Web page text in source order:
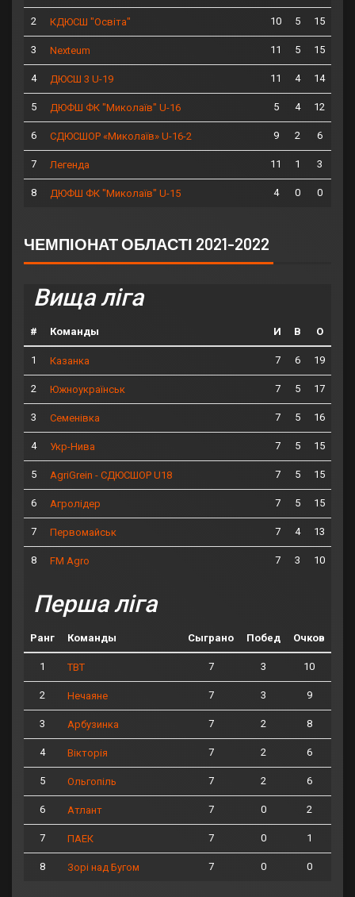
2 КДЮСШ "Освіта" 10 5 15
3 Nexteum 11 5 15
4 ДЮСШ 3 U-19 11 4 14
5 ДЮФШ ФК "Миколаїв" U-16 5 4 12
6 СДЮСШОР «Миколаїв» U-16-2 9 2 6
7 Легенда 11 1 3
8 ДЮФШ ФК "Миколаїв" U-15 4 0 0
ЧЕМПІОНАТ ОБЛАСТІ 2021-2022
Вища ліга
# Команды И В О
1 Казанка 7 6 19
2 Южноукраїнськ 7 5 17
3 Семенівка 7 5 16
4 Укр-Нива 7 5 15
5 AgriGrein - СДЮСШОР U18 7 5 15
6 Агролідер 7 5 15
7 Первомайськ 7 4 13
8 FM Agro 7 3 10
Перша ліга
Ранг Команды Сыграно Побед Очков
1 ТВТ 7 3 10
2 Нечаяне 7 3 9
3 Арбузинка 7 2 8
4 Вікторія 7 2 6
5 Ольгопіль 7 2 6
6 Атлант 7 0 2
7 ПАЕК 7 0 1
8 Зорі над Бугом 7 0 0